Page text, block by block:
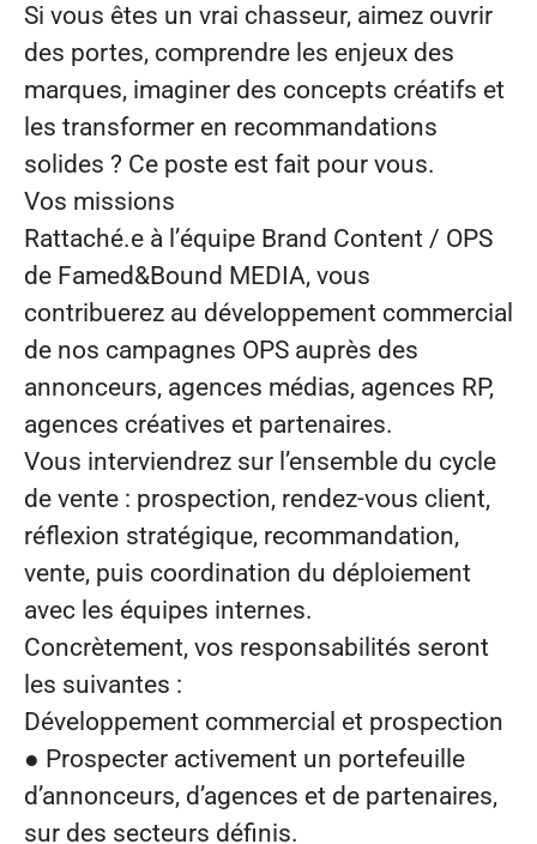
Si vous êtes un vrai chasseur, aimez ouvrir
des portes, comprendre les enjeux des
marques, imaginer des concepts créatifs et
les transformer en recommandations
solides ? Ce poste est fait pour vous.
Vos missions
Rattaché.e à l’équipe Brand Content / OPS
de Famed&Bound MEDIA, vous
contribuerez au développement commercial
de nos campagnes OPS auprès des
annonceurs, agences médias, agences RP,
agences créatives et partenaires.
Vous interviendrez sur l’ensemble du cycle
de vente : prospection, rendez-vous client,
réflexion stratégique, recommandation,
vente, puis coordination du déploiement
avec les équipes internes.
Concrètement, vos responsabilités seront
les suivantes :
Développement commercial et prospection
● Prospecter activement un portefeuille
d’annonceurs, d’agences et de partenaires,
sur des secteurs définis.